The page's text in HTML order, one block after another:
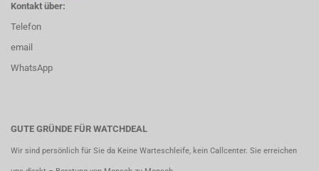
Kontakt über:
Telefon
email
WhatsApp
GUTE GRÜNDE FÜR WATCHDEAL
Wir sind persönlich für Sie da Keine Warteschleife, kein Callcenter. Sie erreichen